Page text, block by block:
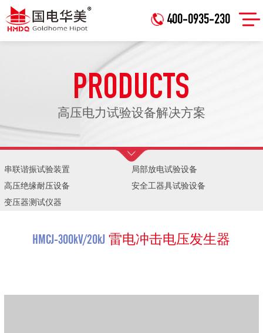
400-0935-230
PRODUCTS
高压电力试验设备解决方案
串联谐振试验装置
局部放电试验设备
高压绝缘耐压设备
安全工器具试验设备
变压器测试仪器
HMCJ-300kV/20kJ 雷电冲击电压发生器